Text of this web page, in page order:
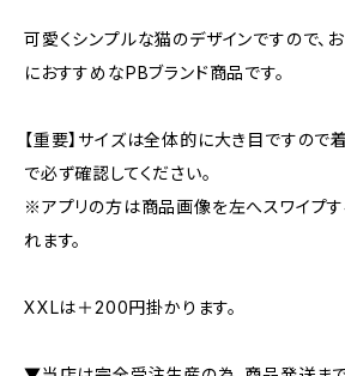
可愛くシンプルな猫のデザインですので、
におすすめなPBブランド商品です。
【重要】サイズは全体的に大き目ですので
で必ず確認してください。
※アプリの方は商品画像を左へスワイプ
れます。
XXLは＋200円掛かります。